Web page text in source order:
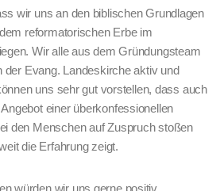
wir uns an den biblischen Grundlagen
reformatorischen Erbe im
Wir alle aus dem Gründungsteam
der Evang. Landeskirche aktiv und
uns sehr gut vorstellen, dass auch
einer überkonfessionellen
den Menschen auf Zuspruch stoßen
die Erfahrung zeigt.